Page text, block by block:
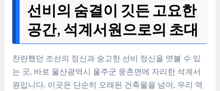
선비의 숨결이 깃든 고요한
공간, 석계서원으로의 초대
찬란했던 조선의 정신과 숭고한 선비 정신을 엿볼 수 있
는 곳, 바로 울산광역시 울주군 웅촌면에 자리한 석계서
원입니다. 이곳은 단순히 오래된 건축물을 넘어, 우리 역